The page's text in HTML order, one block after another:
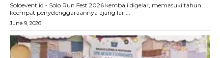
Soloevent.id - Solo Run Fest 2026 kembali digelar, memasuki tahun
keempat penyelenggaraannya ajang lari...
June 9, 2026